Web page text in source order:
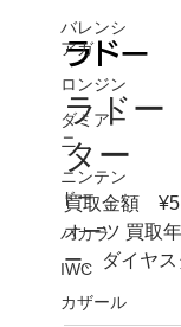
バレンシ
アガ
ロンジン
ダミアー
ニ
ニンテン
ドー
バカラ
IWC
カザール
ラドー
ラド
ター
オーツ 買取